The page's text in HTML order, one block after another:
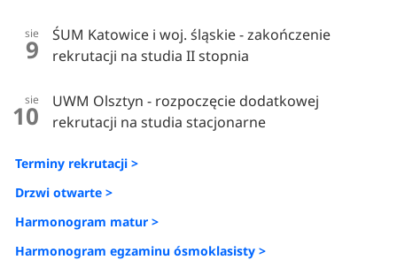
sie
9
ŚUM Katowice i woj. śląskie - zakończenie
rekrutacji na studia II stopnia
sie
10
UWM Olsztyn - rozpoczęcie dodatkowej
rekrutacji na studia stacjonarne
Terminy rekrutacji >
Drzwi otwarte >
Harmonogram matur >
Harmonogram egzaminu ósmoklasisty >